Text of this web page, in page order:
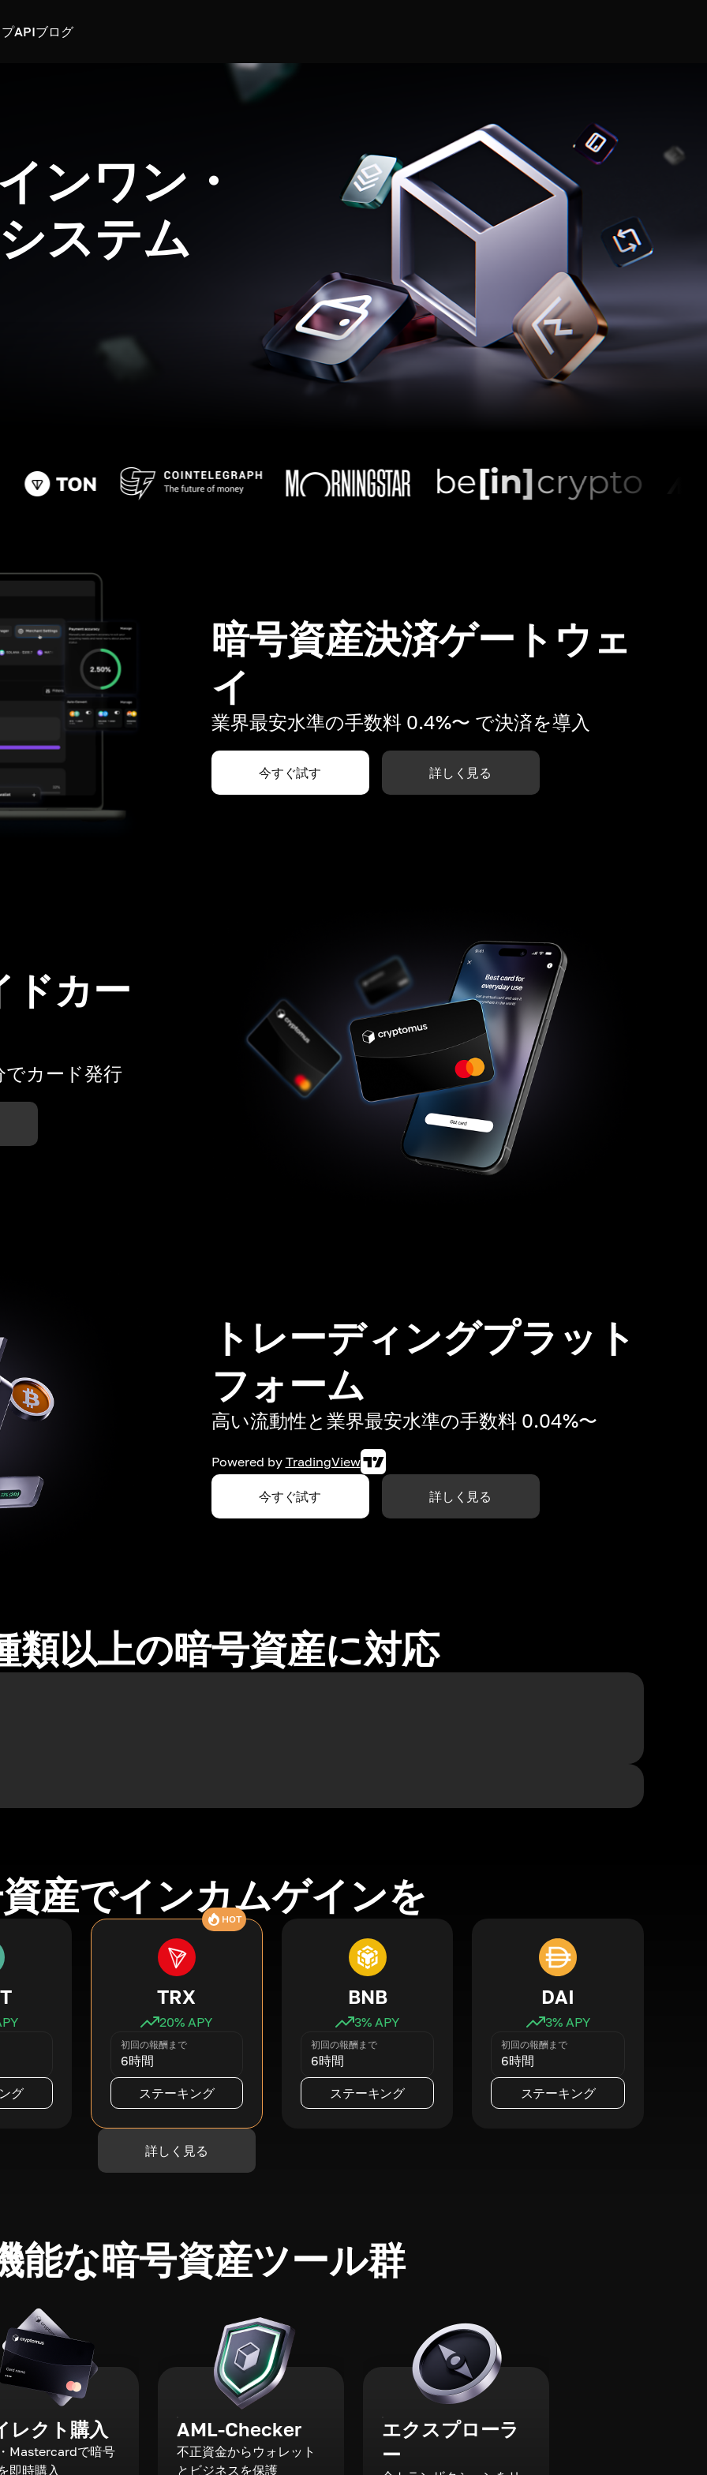
APIブログ
ンワン・
ステム
暗号資産決済ゲートウェ
イ
業界最安水準の手数料 0.4%〜 で決済を導入
今すぐ試す 詳しく見る
ドカー
でカード発行
トレーディングプラット
フォーム
高い流動性と業界最安水準の手数料 0.04%〜
Powered by TradingView
今すぐ試す 詳しく見る
類以上の暗号資産に対応
産でインカムゲインを
グ
HOT
TRX
20% APY
初回の報酬まで
6時間
ステーキング
BNB
3% APY
初回の報酬まで
6時間
ステーキング
DAI
3% APY
初回の報酬まで
6時間
ステーキング
詳しく見る
能な暗号資産ツール群
レクト購入
Mastercardで暗号
即時購入
AML-Checker
不正資金からウォレット
とビジネスを保護
エクスプローラ
ー